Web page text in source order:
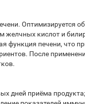
Оптимизируется
желчных кислот и
функция печени, что
После
дней приёма